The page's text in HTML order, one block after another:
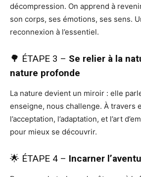
décompression. On apprend à
son corps, ses émotions, ses sens.
reconnexion à l’essentiel.
🌳 ÉTAPE 3 – Se relier à la
nature profonde
La nature devient un miroir : elle
enseigne, nous challenge. À travers
l’acceptation, l’adaptation, et l’art
pour mieux se découvrir.
🌟 ÉTAPE 4 – Incarner